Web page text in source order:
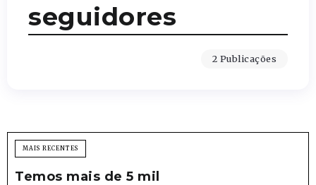
seguidores
2 Publicações
MAIS RECENTES
Temos mais de 5 mil